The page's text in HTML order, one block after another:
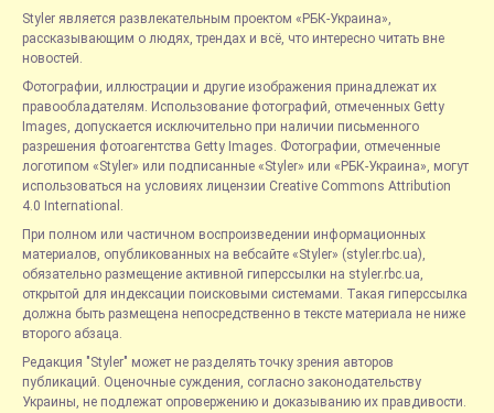
Styler является развлекательным проектом «РБК-Украина»,
рассказывающим о людях, трендах и всё, что интересно читать вне
новостей.
Фотографии, иллюстрации и другие изображения принадлежат их
правообладателям. Использование фотографий, отмеченных Getty
Images, допускается исключительно при наличии письменного
разрешения фотоагентства Getty Images. Фотографии, отмеченные
логотипом «Styler» или подписанные «Styler» или «РБК-Украина», могут
использоваться на условиях лицензии Creative Commons Attribution
4.0 International.
При полном или частичном воспроизведении информационных
материалов, опубликованных на вебсайте «Styler» (styler.rbc.ua),
обязательно размещение активной гиперссылки на styler.rbc.ua,
открытой для индексации поисковыми системами. Такая гиперссылка
должна быть размещена непосредственно в тексте материала не ниже
второго абзаца.
Редакция "Styler" может не разделять точку зрения авторов
публикаций. Оценочные суждения, согласно законодательству
Украины, не подлежат опровержению и доказыванию их правдивости.